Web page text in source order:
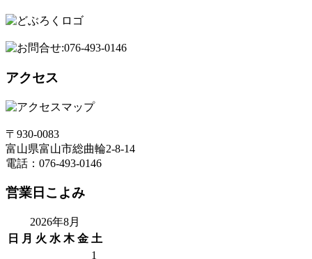
アクセス
〒930-0083
富山県富山市総曲輪2-8-14
電話：076-493-0146
営業日こよみ
2026年8月
日
月 火 水 木 金 土
1